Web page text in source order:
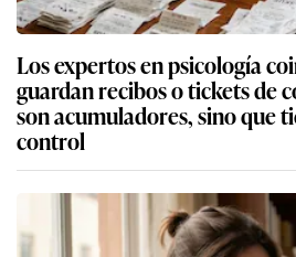
Los expertos en psicología
guardan recibos o tickets de
son acumuladores, sino que
control